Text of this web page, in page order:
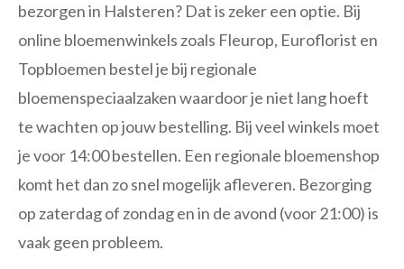
bezorgen in Halsteren? Dat is zeker een optie. Bij
online bloemenwinkels zoals Fleurop, Euroflorist en
Topbloemen bestel je bij regionale
bloemenspeciaalzaken waardoor je niet lang hoeft
te wachten op jouw bestelling. Bij veel winkels moet
je voor 14:00 bestellen. Een regionale bloemenshop
komt het dan zo snel mogelijk afleveren. Bezorging
op zaterdag of zondag en in de avond (voor 21:00) is
vaak geen probleem.